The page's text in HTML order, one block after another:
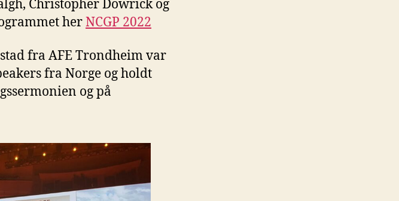
Christopher Dowrick og
herNCGP 2022
fra AFE Trondheim var
fra Norge og holdt
og på